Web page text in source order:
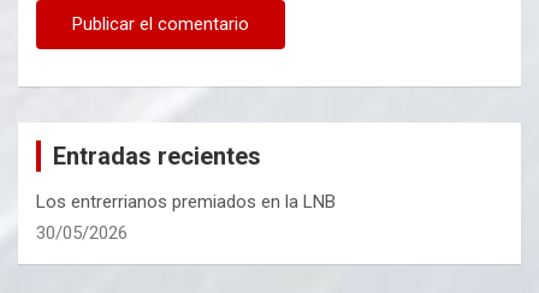
Entradas recientes
Los entrerrianos premiados en la LNB
30/05/2026